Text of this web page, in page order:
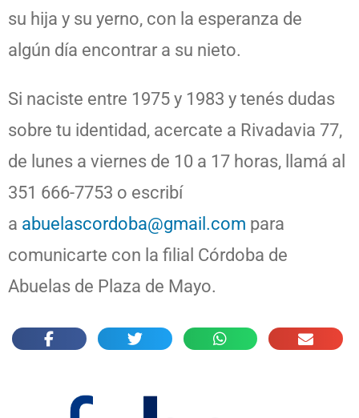
su hija y su yerno, con la esperanza de
algún día encontrar a su nieto.
Si naciste entre 1975 y 1983 y tenés dudas
sobre tu identidad, acercate a Rivadavia 77,
de lunes a viernes de 10 a 17 horas, llamá al
351 666-7753 o escribí
a abuelascordoba@gmail.com para
comunicarte con la filial Córdoba de
Abuelas de Plaza de Mayo.